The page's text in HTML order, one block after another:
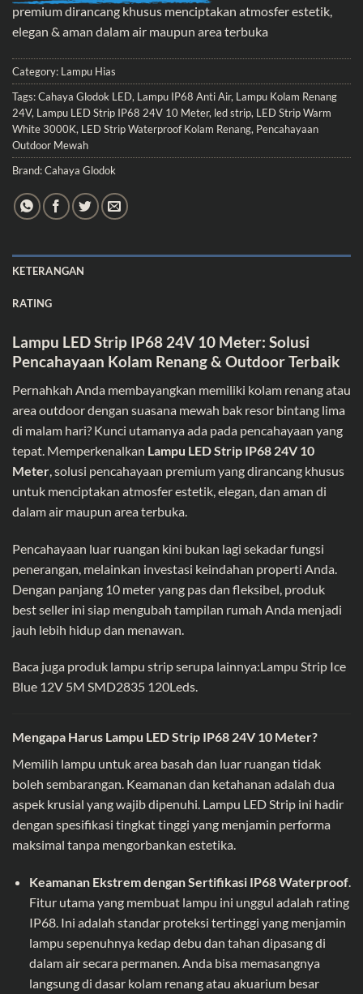
premium dirancang khusus menciptakan atmosfer estetik,
elegan & aman dalam air maupun area terbuka
Category: Lampu Hias
Tags:Cahaya Glodok LED, Lampu IP68 Anti Air, Lampu Kolam Renang
24V, Lampu LED Strip IP68 24V 10 Meter, led strip, LED Strip Warm
White 3000K, LED Strip Waterproof Kolam Renang, Pencahayaan
Outdoor Mewah
Brand:Cahaya Glodok
KETERANGAN
RATING
Lampu LED Strip IP68 24V 10 Meter: Solusi
Pencahayaan Kolam Renang & Outdoor Terbaik
Pernahkah Anda membayangkan memiliki kolam renang atau
area outdoor dengan suasana mewah bak resor bintang lima
di malam hari? Kunci utamanya ada pada pencahayaan yang
tepat. Memperkenalkan Lampu LED Strip IP68 24V 10
Meter , solusi pencahayaan premium yang dirancang khusus
untuk menciptakan atmosfer estetik, elegan, dan aman di
dalam air maupun area terbuka.
Pencahayaan luar ruangan kini bukan lagi sekadar fungsi
penerangan, melainkan investasi keindahan properti Anda.
Dengan panjang 10 meter yang pas dan fleksibel, produk
best seller ini siap mengubah tampilan rumah Anda menjadi
jauh lebih hidup dan menawan.
Baca juga produk lampu strip serupa lainnya:Lampu Strip Ice
Blue 12V 5M SMD2835 120Leds.
Mengapa Harus Lampu LED Strip IP68 24V 10 Meter?
Memilih lampu untuk area basah dan luar ruangan tidak
boleh sembarangan. Keamanan dan ketahanan adalah dua
aspek krusial yang wajib dipenuhi. Lampu LED Strip ini hadir
dengan spesifikasi tingkat tinggi yang menjamin performa
maksimal tanpa mengorbankan estetika.
Keamanan Ekstrem dengan Sertifikasi IP68 Waterproof.
Fitur utama yang membuat lampu ini unggul adalah rating
IP68. Ini adalah standar proteksi tertinggi yang menjamin
lampu sepenuhnya kedap debu dan tahan dipasang di
dalam air secara permanen. Anda bisa memasangnya
langsung di dasar kolam renang atau akuarium besar